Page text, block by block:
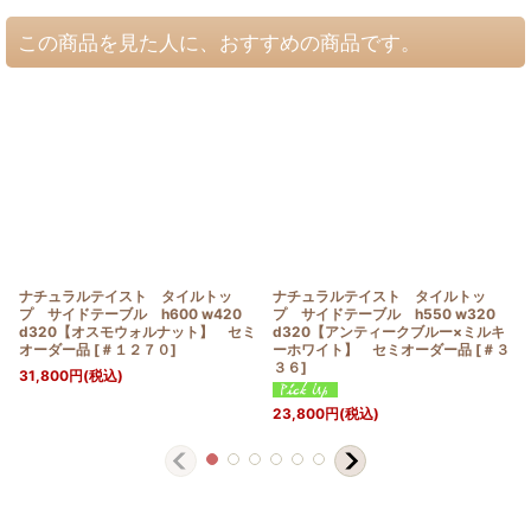
この商品を見た人に、おすすめの商品です。
ナチュラルテイスト タイルトッ
プ サイドテーブル h600 w420
d320【オスモウォルナット】 セミ
オーダー品 [ ＃１２７０]
31,800円(税込)
ナチュラルテイスト タイルトッ
プ サイドテーブル h550 w320
d320【アンティークブルー×ミルキ
ーホワイト】 セミオーダー品 [ ＃３
３６]
23,800円(税込)